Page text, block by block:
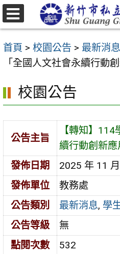
跳
至
要
區
首頁 > 校園公告 > 最新消息
「全國人文社會永續行動
校園公告
公告主旨
【轉知】
續行動創新應
發佈日期
2025 年 11
發佈單位
教務處
公告類別
最新消息, 學
公告等級
無
點閱次數
532
選
單